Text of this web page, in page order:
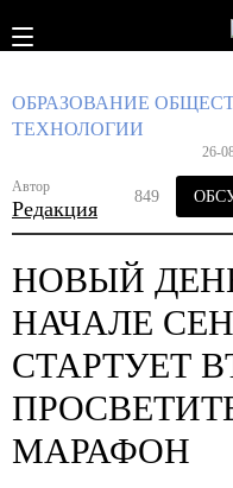
ОБРАЗОВАНИЕ
ТЕХНОЛОГИИ
26-
Автор
Редакция
849
НОВЫЙ
НАЧАЛЕ
СТАРТУЕТ
МАРАФОН